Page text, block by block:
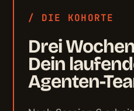
/ DIE KOHORTE
Drei
Dein
Agenten-